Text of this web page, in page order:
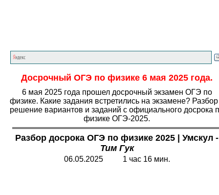
Досрочный ОГЭ по физике 6 мая 2025 года.
6 мая 2025 года прошел досрочный экзамен ОГЭ по
физике. Какие задания встретились на экзамене?
решение вариантов и заданий с официального досрока
физике ОГЭ-2025.
Разбор досрока ОГЭ по физике 2025 | Умскул -
Тим Гук
06.05.2025 1 час 16 мин.